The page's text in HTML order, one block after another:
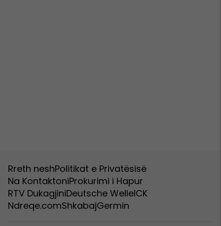
Rreth neshPolitikat e Privatësisë
Na KontaktoniProkurimi i Hapur
RTV DukagjiniDeutsche WelleICK
Ndreqe.comShkabajGermin